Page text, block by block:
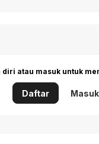
diri atau masuk untuk
Daftar Masuk